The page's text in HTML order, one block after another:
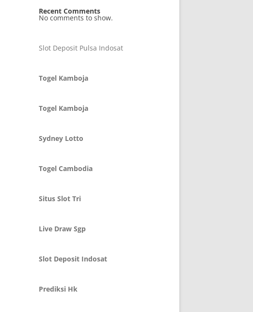
Recent Comments
No comments to show.
Slot Deposit Pulsa Indosat
Togel Kamboja
Togel Kamboja
Sydney Lotto
Togel Cambodia
Situs Slot Tri
Live Draw Sgp
Slot Deposit Indosat
Prediksi Hk